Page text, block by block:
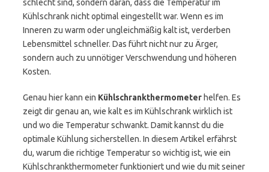
schlecht sind, sondern daran, dass die Temperatur im
Kühlschrank nicht optimal eingestellt war. Wenn es im
Inneren zu warm oder ungleichmäßig kalt ist, verderben
Lebensmittel schneller. Das führt nicht nur zu Ärger,
sondern auch zu unnötiger Verschwendung und höheren
Kosten.
Genau hier kann ein Kühlschrankthermometer helfen. Es
zeigt dir genau an, wie kalt es im Kühlschrank wirklich ist
und wo die Temperatur schwankt. Damit kannst du die
optimale Kühlung sicherstellen. In diesem Artikel erfährst
du, warum die richtige Temperatur so wichtig ist, wie ein
Kühlschrankthermometer funktioniert und wie du mit seiner